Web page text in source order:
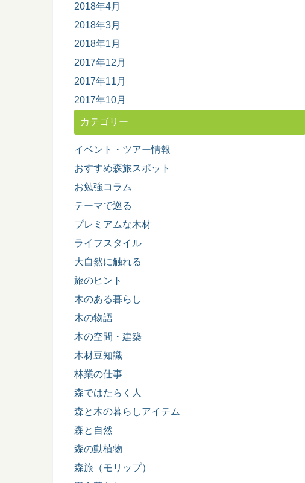
2018年4月
2018年3月
2018年1月
2017年12月
2017年11月
2017年10月
カテゴリー
イベント・ツアー情報
おすすめ森旅スポット
お勉強コラム
テーマで巡る
プレミアムな木材
ライフスタイル
大自然に触れる
旅のヒント
木のある暮らし
木の物語
木の空間・建築
木材豆知識
林業の仕事
森ではたらく人
森と木の暮らしアイテム
森と自然
森の動植物
森旅（モリップ）